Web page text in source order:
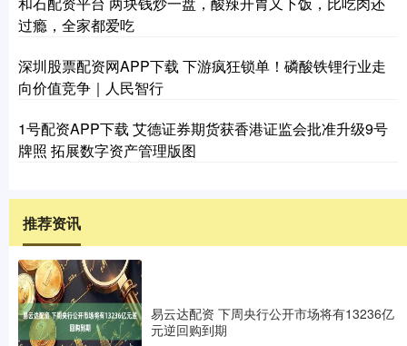
过瘾，全家都爱吃
深圳股票配资网APP下载 下游疯狂锁单！磷酸铁锂行业走
向价值竞争｜人民智行
1号配资APP下载 艾德证券期货获香港证监会批准升级9号
牌照 拓展数字资产管理版图
推荐资讯
易云达配资 下周央行公开市场将有13236亿
元逆回购到期